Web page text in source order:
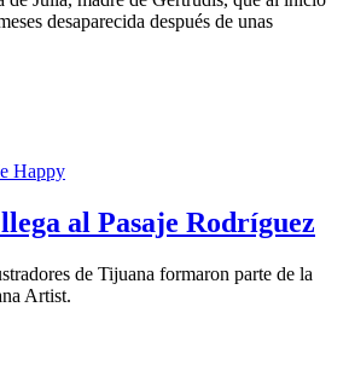
desaparecida después de unas
Happy
al Pasaje Rodríguez
de Tijuana formaron parte de la
Artist.